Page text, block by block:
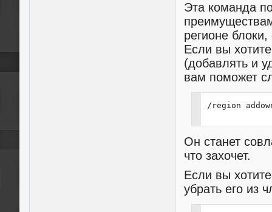
Эта команда
регионе
Если вы
(добавлять и
вам поможет
/region
Он станет
что захочет.
Если вы
убрать его из